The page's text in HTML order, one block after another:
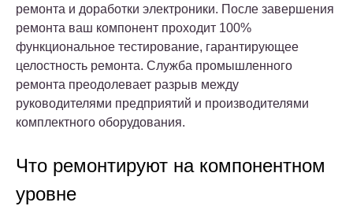
ремонта и доработки электроники. После завершения
ремонта ваш компонент проходит 100%
функциональное тестирование, гарантирующее
целостность ремонта. Служба промышленного
ремонта преодолевает разрыв между
руководителями предприятий и производителями
комплектного оборудования.
Что ремонтируют на компонентном
уровне